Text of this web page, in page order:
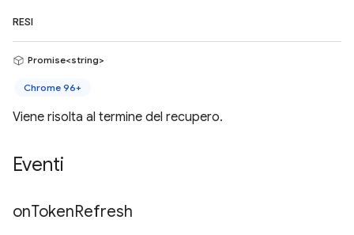
RESI
Promise<string>
Chrome 96+
Viene risolta al termine del recupero.
Eventi
onTokenRefresh